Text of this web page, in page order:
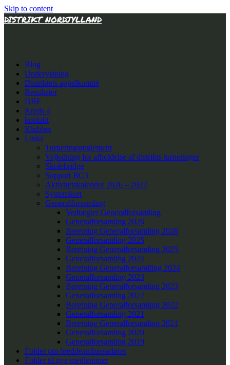
Skip to content
DISTRIKT NORDJYLLAND
Blog
Undervisning
Distriktets appelkomité
Resultater
DBF
Kreds 4
kontakt
Klubber
Links
Turneringsreglement
Vejledning for afholdelse af distrikts turneringer
Skolebridge
Support BC3
Aktivitetskalender 2026 – 2027
Systemkort
Generalforsamling
Vedtægter Generalforsamling
Generalforsamling 2026
Beretning Generalforsamling 2026
Generalforsamling 2025
Beretning Generalforsamling 2025
Generalforsamling 2024
Beretning Generalforsamlling 2024
Generalforsamling 2023
Beretning Generalforsamling 2023
Generalforsamling 2022
Beretning Generalforsamling 2022
Generalforsamling 2021
Beretning Generalforsamling 2021
Generalforsamling 2020
Generalforsamling 2019
Folder om breddeambassadører
Folder til nye medlemmer